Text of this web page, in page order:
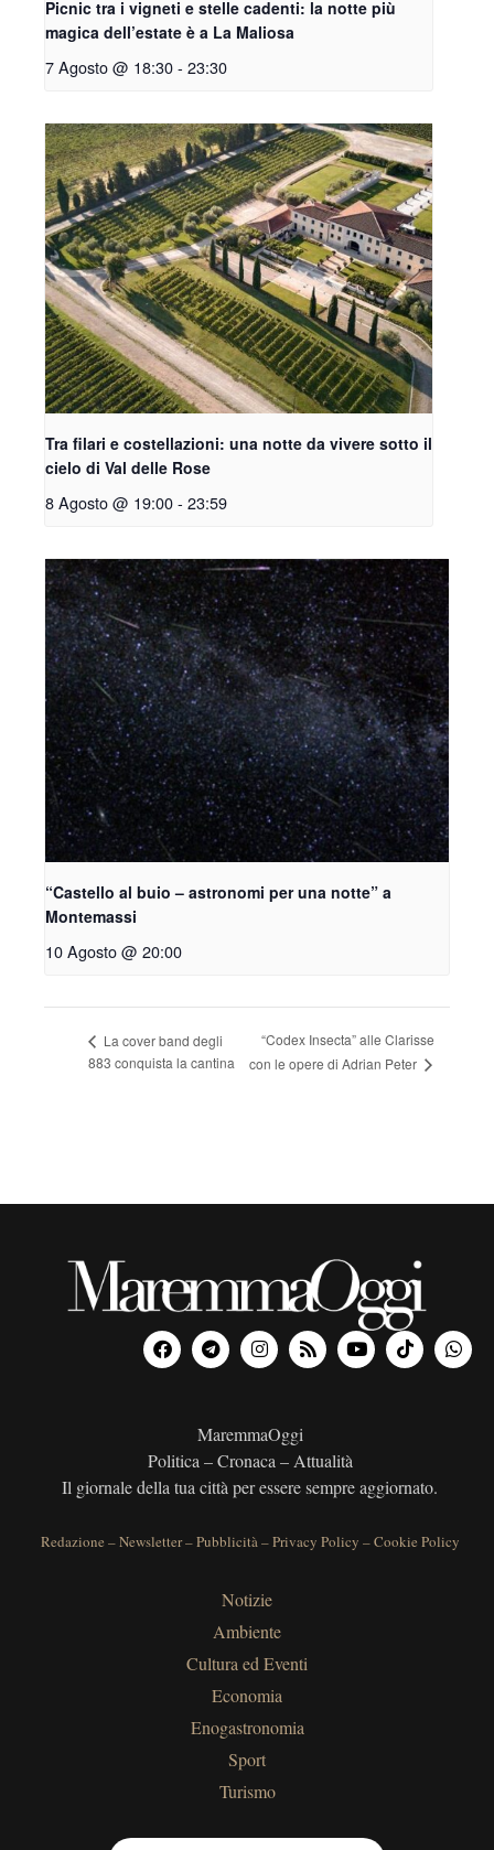
Picnic tra i vigneti e stelle cadenti: la notte più
magica dell’estate è a La Maliosa
7 Agosto @ 18:30- 23:30
Tra filari e costellazioni: una notte da vivere sotto il
cielo di Val delle Rose
8 Agosto @ 19:00- 23:59
“Castello al buio – astronomi per una notte” a
Montemassi
10 Agosto @ 20:00
La cover band degli
883 conquista la cantina
“Codex Insecta” alle Clarisse
con le opere di Adrian Peter
MaremmaOggi
Politica – Cronaca – Attualità
Il giornale della tua città per essere sempre aggiornato.
Redazione –Newsletter–Pubblicità–Privacy Policy –Cookie Policy
Notizie
Ambiente
Cultura ed Eventi
Economia
Enogastronomia
Sport
Turismo